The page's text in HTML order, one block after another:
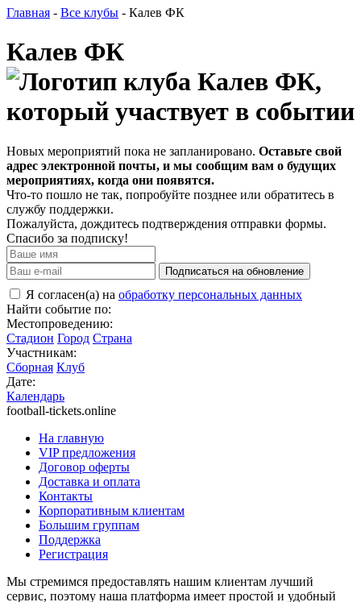
Главная - Все клубы - Калев ФК
Калев ФК
Новых мероприятий пока не запланировано. Оставьте свой
адрес электронной почты, и мы сообщим вам о будущих
мероприятиях, когда они появятся.
Что-то пошло не так, попробуйте позднее или обратитесь в
службу поддержки.
Пожалуйста, дождитесь подтверждения отправки формы.
Спасибо за подписку!
Подписаться на обновление
Я согласен(а) на обработку персональных данных
Найти событие по:
Местопроведению:
Стадион Город Страна
Участникам:
Сборная Клуб
Дате:
Календарь
football-tickets.online
На главную
VIP предложения
Договор оферты
Доставка и оплата
Контакты
Корпоративным клиентам
Большим группам
Поддержка
Регистрация
Мы стремимся предоставлять нашим клиентам лучший
сервис, поэтому наша платформа имеет простой и удобный